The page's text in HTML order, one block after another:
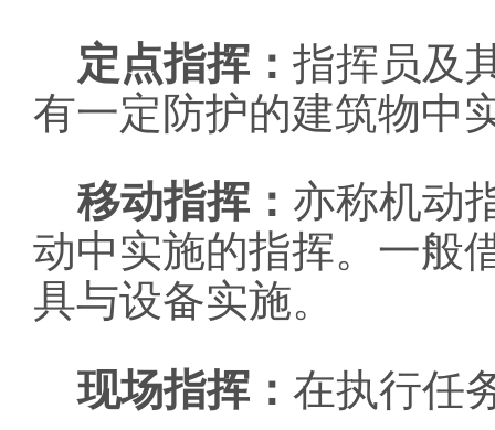
定点指挥： 指挥员及
有一定防护的建筑物中
移动指挥： 亦称机动
动中实施的指挥。一般
具与设备实施。
现场指挥： 在执行任